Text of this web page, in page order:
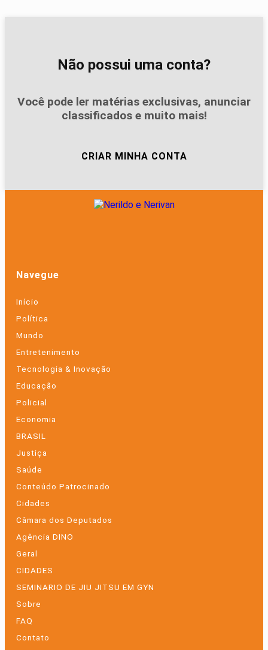
Não possui uma conta?
Você pode ler matérias exclusivas, anunciar
classificados e muito mais!
CRIAR MINHA CONTA
Navegue
Início
Política
Mundo
Entretenimento
Tecnologia & Inovação
Educação
Policial
Economia
BRASIL
Justiça
Saúde
Conteúdo Patrocinado
Cidades
Câmara dos Deputados
Agência DINO
Geral
CIDADES
SEMINARIO DE JIU JITSU EM GYN
Sobre
FAQ
Contato